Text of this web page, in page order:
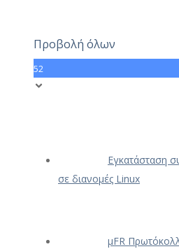
Προβολή όλων
52
Εγκατάσταση
σε διανομές Linux
μFR